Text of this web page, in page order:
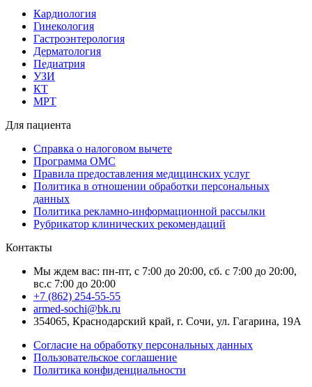
Кардиология
Гинекология
Гастроэнтерология
Дерматология
Педиатрия
УЗИ
КТ
МРТ
Для пациента
Справка о налоговом вычете
Программа ОМС
Правила предоставления медицинских услуг
Политика в отношении обработки персональных
данных
Политика рекламно-информационной рассылки
Рубрикатор клинических рекомендаций
Контакты
Мы ждем вас: пн-пт, с 7:00 до 20:00, сб. с 7:00 до 20:00,
вс.с 7:00 до 20:00
+7 (862) 254-55-55
armed-sochi@bk.ru
354065, Краснодарский край, г. Сочи, ул. Гагарина, 19А
Согласие на обработку персональных данных
Пользовательское соглашение
Политика конфиденциальности